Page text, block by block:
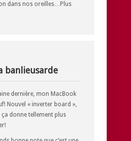
dans nos oreilles…Plus
banlieusarde
dernière, mon MacBook
Nouvel « inverter board »,
donne tellement plus